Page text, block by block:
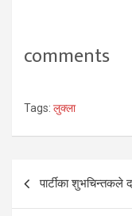
comments
Tags: लुक्ला
Post
navigation
पार्टीका शुभचिन्तकले